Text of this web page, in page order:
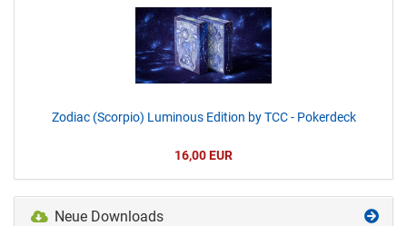
Zodiac (Scorpio) Luminous Edition by TCC - Pokerdeck
16,00 EUR
Neue Downloads